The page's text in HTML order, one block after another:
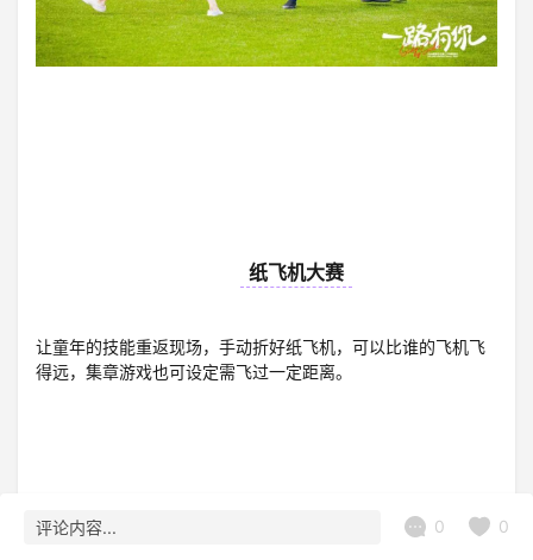
纸飞机大赛
让童年的技能重返现场，手动折好纸飞机，可以比谁的飞机飞
得远，集章游戏也可设定需飞过一定距离。
评论内容... 0 0